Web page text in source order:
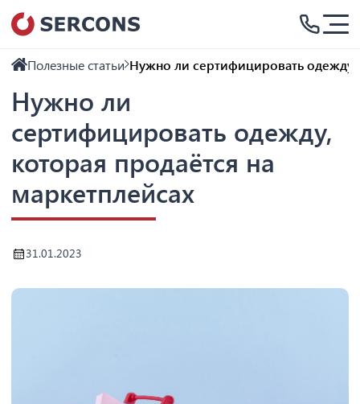
Полезные статьи Нужно ли сертифицировать одежду,
Нужно ли
сертифицировать одежду,
которая продаётся на
маркетплейсах
31.01.2023